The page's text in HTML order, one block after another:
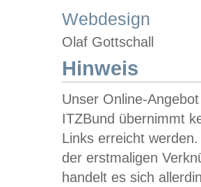
Webdesign
Olaf Gottschall
Hinweis
Unser Online-
ITZBund übernimmt
Links erreicht
der erstmaligen
handelt es sich